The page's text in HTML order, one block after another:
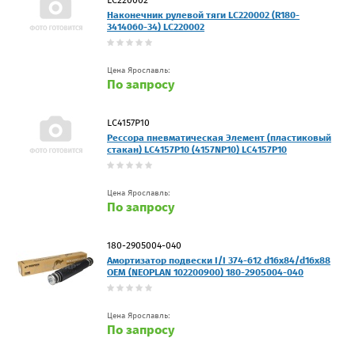
Наконечник рулевой тяги LC220002 (R180-
3414060-34) LC220002
Цена Ярославль:
По запросу
LC4157P10
Рессора пневматическая Элемент (пластиковый
стакан) LC4157P10 (4157NP10) LC4157P10
Цена Ярославль:
По запросу
180-2905004-040
Амортизатор подвески I/I 374-612 d16x84/d16x88
OEM (NEOPLAN 102200900) 180-2905004-040
Цена Ярославль:
По запросу